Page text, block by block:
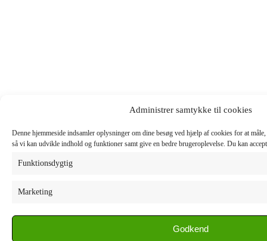
Administrer samtykke til cookies
Denne hjemmeside indsamler oplysninger om dine besøg ved hjælp af cookies for at
så vi kan udvikle indhold og funktioner samt give en bedre brugeroplevelse. Du kan
Funktionsdygtig
Marketing
Godkend